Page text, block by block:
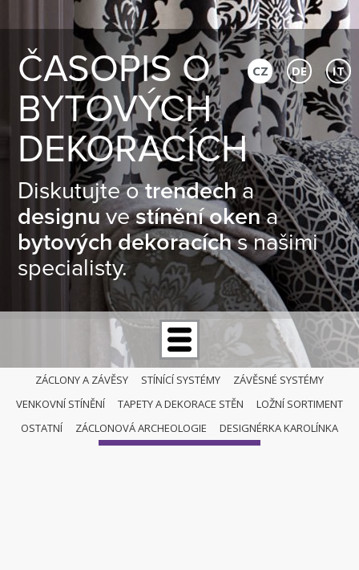
ČASOPIS O
BYTOVÝCH
DEKORACÍCH
Diskutujte otrendecha
designuvestínění okena
bytových dekoracíchs našimi
specialisty.
CZ DE IT
ZÁCLONY A ZÁVĚSY STÍNÍCÍ SYSTÉMY
ZÁVĚSNÉ SYSTÉMY
VENKOVNÍ STÍNĚNÍ
TAPETY A DEKORACE STĚN
LOŽNÍ SORTIMENT
OSTATNÍ
ZÁCLONOVÁ ARCHEOLOGIE DESIGNÉRKA KAROLÍNKA
OSTATNÍ